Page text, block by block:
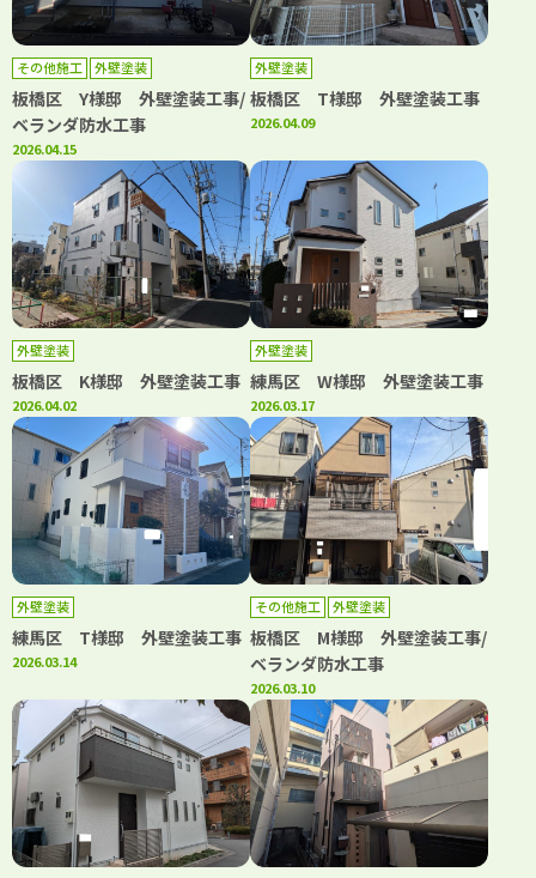
その他施工 外壁塗装
板橋区 Y様邸 外壁塗装工事/
ベランダ防水工事
2026.04.15
外壁塗装
板橋区 T様邸 外壁塗装工事
2026.04.09
外壁塗装
板橋区 K様邸 外壁塗装工事
2026.04.02
外壁塗装
練馬区 W様邸 外壁塗装工事
2026.03.17
外壁塗装
練馬区 T様邸 外壁塗装工事
2026.03.14
その他施工 外壁塗装
板橋区 M様邸 外壁塗装工事/
ベランダ防水工事
2026.03.10